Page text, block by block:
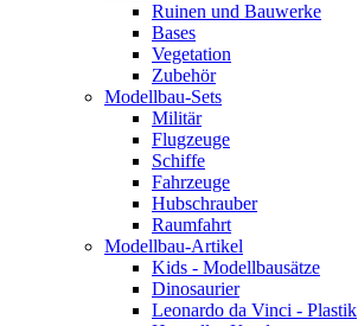
Ruinen und Bauwerke
Bases
Vegetation
Zubehör
Modellbau-Sets
Militär
Flugzeuge
Schiffe
Fahrzeuge
Hubschrauber
Raumfahrt
Modellbau-Artikel
Kids - Modellbausätze
Dinosaurier
Leonardo da Vinci - Plastik